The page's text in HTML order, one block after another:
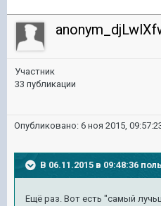
Участник
33 публикации
Опубликовано: 6 ноя 2015,
В 06.11.2015 в 09:48:36
Ещё раз. Вот есть "самый